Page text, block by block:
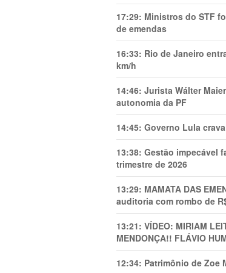
17:29: Ministros do STF
de emendas
16:33: Rio de Janeiro
km/h
14:46: Jurista Wálter
autonomia da PF
14:45: Governo Lula
13:38: Gestão impecável
trimestre de 2026
13:29: MAMATA DAS
auditoria com rombo de
13:21: VÍDEO: MIRIAM
MENDONÇA!! FLÁVIO
12:34: Patrimônio de Zoe